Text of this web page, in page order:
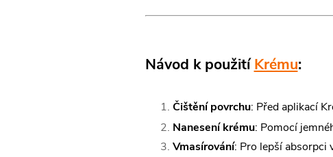
Návod k použitíKrému:
Čištění povrchu: Před aplikací
Nanesení krému: Pomocí
Vmasírování: Pro lepší absorpci